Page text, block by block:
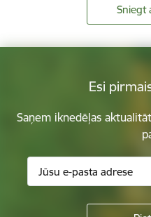
Sniegt
Esi
Saņem iknedēļas